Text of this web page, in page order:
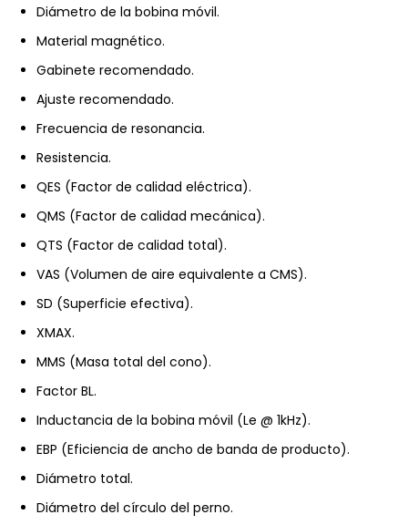
Diámetro de la bobina móvil.
Material magnético.
Gabinete recomendado.
Ajuste recomendado.
Frecuencia de resonancia.
Resistencia.
QES (Factor de calidad eléctrica).
QMS (Factor de calidad mecánica).
QTS (Factor de calidad total).
VAS (Volumen de aire equivalente a CMS).
SD (Superficie efectiva).
XMAX.
MMS (Masa total del cono).
Factor BL.
Inductancia de la bobina móvil (Le @ 1kHz).
EBP (Eficiencia de ancho de banda de producto).
Diámetro total.
Diámetro del círculo del perno.